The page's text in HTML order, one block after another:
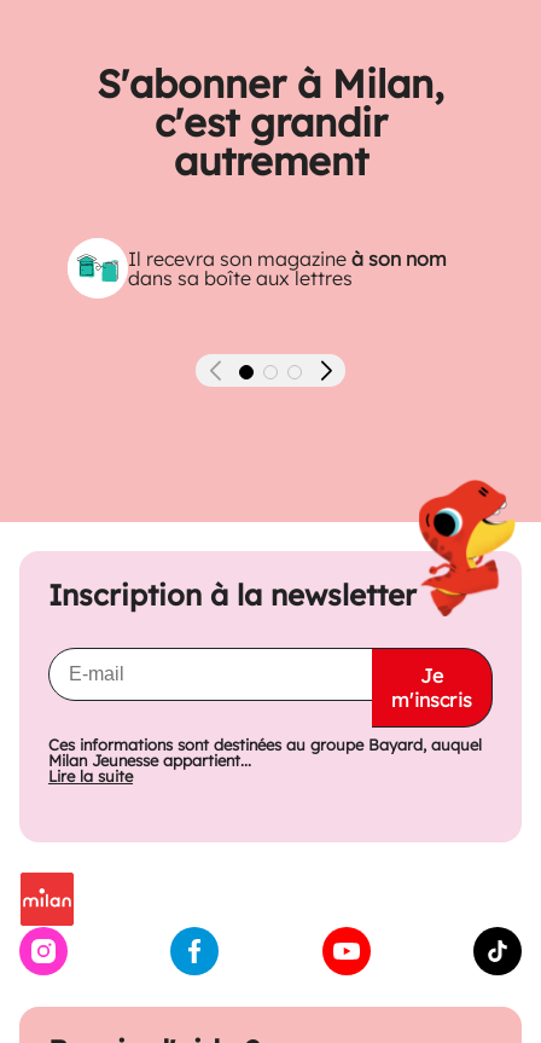
S'abonner à Milan,
c'est grandir
autrement
Il recevra son magazineà son nom
dans sa boîte aux lettres
Précédent Suivant
Inscription à la newsletter
Je
m'inscris
Ces informations sont destinées au groupe Bayard, auquel
Milan Jeunesse appartient...
Lire la suite